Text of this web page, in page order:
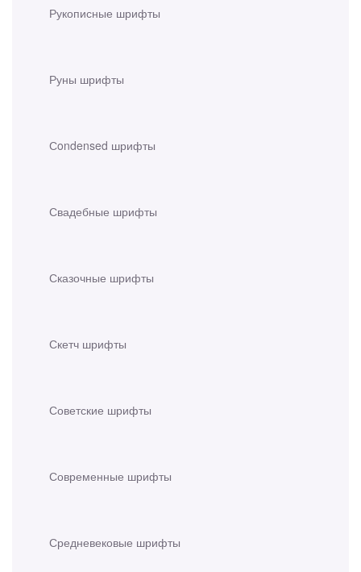
Рукописные шрифты
Руны шрифты
Сondensed шрифты
Свадебные шрифты
Сказочные шрифты
Скетч шрифты
Советские шрифты
Современные шрифты
Средневековые шрифты